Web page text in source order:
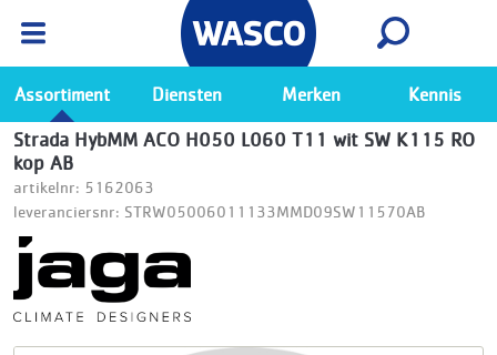
Ga naar de Wasco app
Bekijk
Assortiment Diensten Merken Kennis
Strada HybMM ACO H050 L060 T11 wit SW K115 RO
kop AB
artikelnr: 5162063
leveranciersnr: STRW05006011133MMD09SW11570AB